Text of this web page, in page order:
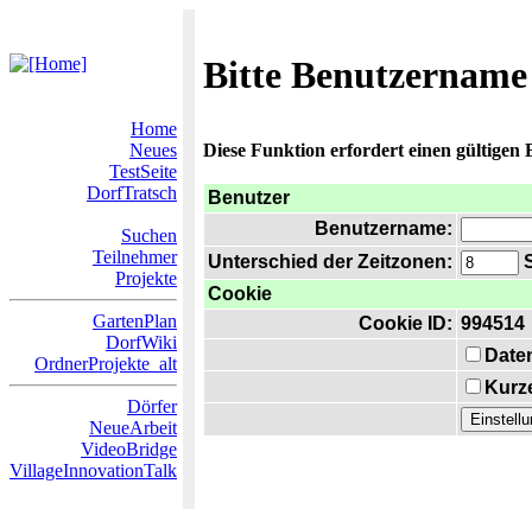
Bitte
Home
Neues
TestSeite
DorfTratsch
Suchen
Teilnehmer
Projekte
GartenPlan
DorfWiki
OrdnerProjekte_alt
Dörfer
NeueArbeit
VideoBridge
VillageInnovationTalk
Diese Funktion erfordert einen gültigen
Benutzer
Benutzername:
Unterschied der Zeitzonen:
Cookie
Cookie ID: 994514